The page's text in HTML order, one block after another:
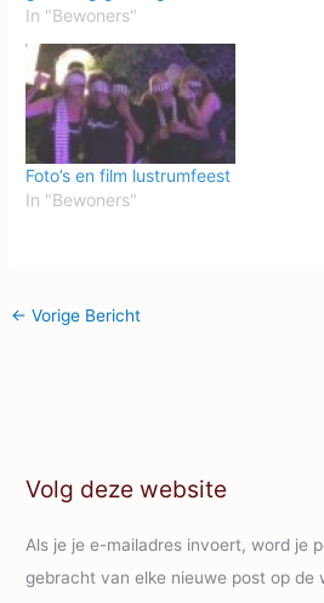
In "Bewoners"
Foto’s en film lustrumfeest
In "Bewoners"
← Vorige Bericht
Volg deze website
Als je je e-mailadres invoert, word je
gebracht van elke nieuwe post op de